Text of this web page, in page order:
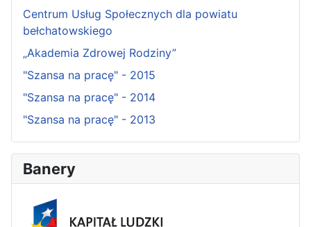
Centrum Usług Społecznych dla powiatu
bełchatowskiego
„Akademia Zdrowej Rodziny”
"Szansa na pracę" - 2015
"Szansa na pracę" - 2014
"Szansa na pracę" - 2013
Banery